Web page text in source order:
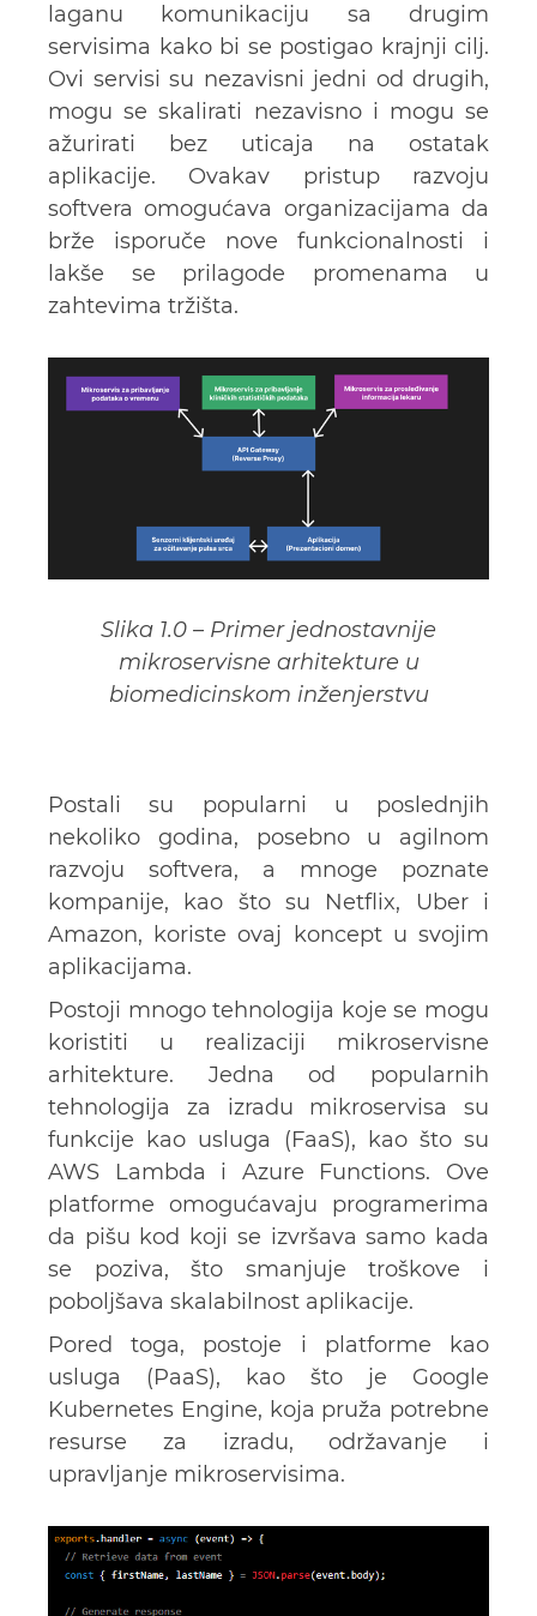
laganu komunikaciju sa drugim
servisima kako bi se postigao krajnji cilj.
Ovi servisi su nezavisni jedni od drugih,
mogu se skalirati nezavisno i mogu se
ažurirati bez uticaja na ostatak
aplikacije. Ovakav pristup razvoju
softvera omogućava organizacijama da
brže isporuče nove funkcionalnosti i
lakše se prilagode promenama u
zahtevima tržišta.
Slika 1.0 – Primer jednostavnije
mikroservisne arhitekture u
biomedicinskom inženjerstvu
Postali su popularni u poslednjih
nekoliko godina, posebno u agilnom
razvoju softvera, a mnoge poznate
kompanije, kao što su Netflix, Uber i
Amazon, koriste ovaj koncept u svojim
aplikacijama.
Postoji mnogo tehnologija koje se mogu
koristiti u realizaciji mikroservisne
arhitekture. Jedna od popularnih
tehnologija za izradu mikroservisa su
funkcije kao usluga (FaaS), kao što su
AWS Lambda i Azure Functions. Ove
platforme omogućavaju programerima
da pišu kod koji se izvršava samo kada
se poziva, što smanjuje troškove i
poboljšava skalabilnost aplikacije.
Pored toga, postoje i platforme kao
usluga (PaaS), kao što je Google
Kubernetes Engine, koja pruža potrebne
resurse za izradu, održavanje i
upravljanje mikroservisima.